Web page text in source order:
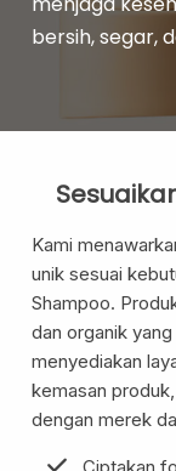
Formulasi
bersih, segar,
Kami
unik sesuai
Shampoo.
dan organik
menyediakan
kemasan
dengan merek